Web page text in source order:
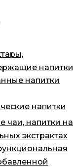
напитки
напитки
напитки
чаи, напитки на
экстрактах